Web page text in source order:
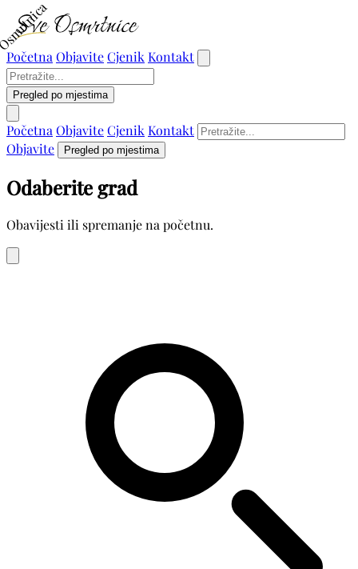
Početna ObjaviteCjenik Kontakt
Pregled po mjestima
Početna ObjaviteCjenik Kontakt
Objavite
Pregled po mjestima
Odaberite grad
Obavijesti ili spremanje na početnu.